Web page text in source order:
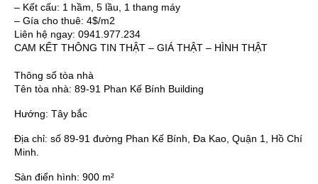
– Kết cấu: 1 hầm, 5 lầu, 1 thang máy
– Gía cho thuê: 4$/m2
Liên hệ ngay: 0941.977.234
CAM KẾT THÔNG TIN THẬT – GIÁ THẬT – HÌNH THẬT
Thông số tòa nhà
Tên tòa nhà: 89-91 Phan Kế Bính Building
Hướng: Tây bắc
Địa chỉ: số 89-91 đường Phan Kế Bính, Đa Kao, Quận 1, Hồ Chí
Minh.
Sàn điển hình: 900 m²